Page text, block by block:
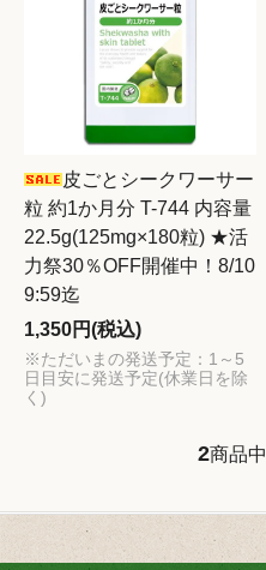
皮ごとシークワーサー
粒 約1か月分 T-744 内容量
22.5g(125mg×180粒) ★活
力祭30％OFF開催中！8/10
9:59迄
1,350円(税込)
※ただいまの発送予定：1～5
日目安に発送予定(休業日を除
く)
2商品中